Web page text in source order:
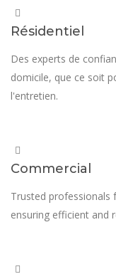
Résidentiel
Des experts de
domicile, que ce soit
l'entretien.
Commercial
Trusted professionals
ensuring efficient and